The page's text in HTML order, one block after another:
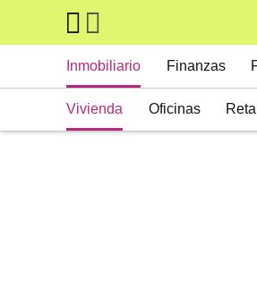
Skip to main content
Inmobiliario
Vivienda Oficinas
Finanzas